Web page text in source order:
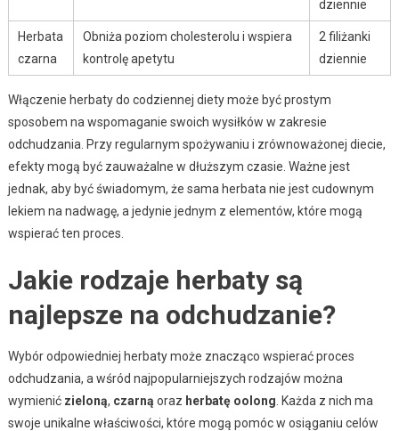
dziennie
Herbata
czarna
Obniża poziom cholesterolu i wspiera
kontrolę apetytu
2 filiżanki
dziennie
Włączenie herbaty do codziennej diety może być prostym
sposobem na wspomaganie swoich wysiłków w zakresie
odchudzania. Przy regularnym spożywaniu i zrównoważonej diecie,
efekty mogą być zauważalne w dłuższym czasie. Ważne jest
jednak, aby być świadomym, że sama herbata nie jest cudownym
lekiem na nadwagę, a jedynie jednym z elementów, które mogą
wspierać ten proces.
Jakie rodzaje herbaty są
najlepsze na odchudzanie?
Wybór odpowiedniej herbaty może znacząco wspierać proces
odchudzania, a wśród najpopularniejszych rodzajów można
wymienić zieloną, czarną oraz herbatę oolong . Każda z nich ma
swoje unikalne właściwości, które mogą pomóc w osiąganiu celów